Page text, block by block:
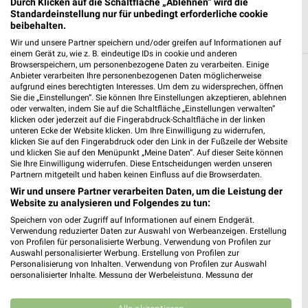
Weitere BAUHAUS Geschäfte mit
Angeboten in und um Karlsruhe
5 Geschäfte und Orte
BAUHAUS
Käppelestrasse 2
76131 Karlsruhe-Oststadt
523,55 km
BAUHAUS
Neureuter Str 4
Standardeinstellung nur für unbedingt erforderliche cookie
beibehalten.
Wir und unsere Partner speichern und/oder greifen auf Informationen auf
einem Gerät zu, wie z. B. eindeutige IDs in cookie und anderen
Browserspeichern, um personenbezogene Daten zu verarbeiten. Einige
Anbieter verarbeiten Ihre personenbezogenen Daten möglicherweise
aufgrund eines berechtigten Interesses. Um dem zu widersprechen, öffnen
Sie die „Einstellungen“. Sie können Ihre Einstellungen akzeptieren, ablehnen
oder verwalten, indem Sie auf die Schaltfläche „Einstellungen verwalten“
klicken oder jederzeit auf die Fingerabdruck-Schaltfläche in der linken
unteren Ecke der Website klicken. Um Ihre Einwilligung zu widerrufen,
klicken Sie auf den Fingerabdruck oder den Link in der Fußzeile der Website
und klicken Sie auf den Menüpunkt „Meine Daten“. Auf dieser Seite können
Sie Ihre Einwilligung widerrufen. Diese Entscheidungen werden unseren
Partnern mitgeteilt und haben keinen Einfluss auf die Browserdaten.
Wir und unsere Partner verarbeiten Daten, um die Leistung der
Website zu analysieren und Folgendes zu tun:
Speichern von oder Zugriff auf Informationen auf einem Endgerät.
Verwendung reduzierter Daten zur Auswahl von Werbeanzeigen. Erstellung
von Profilen für personalisierte Werbung. Verwendung von Profilen zur
Auswahl personalisierter Werbung. Erstellung von Profilen zur
Personalisierung von Inhalten. Verwendung von Profilen zur Auswahl
personalisierter Inhalte. Messung der Werbeleistung. Messung der
Kombinationen von Daten aus verschiedenen Quellen. Entwicklung und